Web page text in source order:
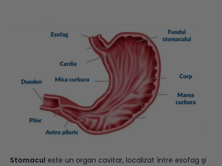
Stomacul este un organ cavitar, localizat între esofag şi